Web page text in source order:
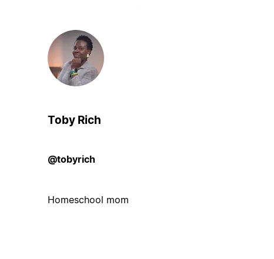
Toby Rich
@tobyrich
Homeschool mom